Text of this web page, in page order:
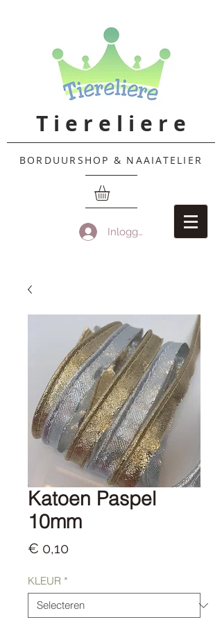
T i e r e l i e r e
BORDUURSHOP & NAAIATELIER
Inloggen
Katoen Paspel
10mm
€ 0,10Prijs
KLEUR *